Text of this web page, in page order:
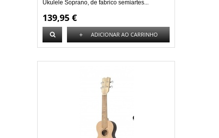
Ukulele Soprano, de fabrico semiartes...
139,95 €
+ ADICIONAR AO CARRINHO